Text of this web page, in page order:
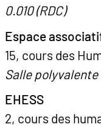
0.010 (RDC)
Espace
15, cours des
Salle
EHESS
2, cours des